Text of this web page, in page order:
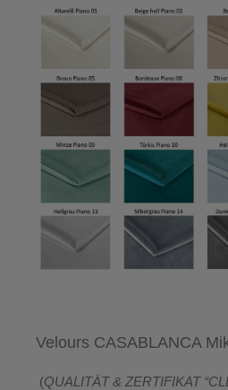
Velours CASABLANCA
(QUALITÄT & ZERTIFIKAT